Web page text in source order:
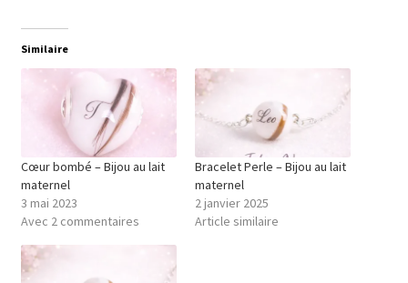
Similaire
Cœur bombé – Bijou au lait
maternel
3 mai 2023
Avec 2 commentaires
Bracelet Perle – Bijou au lait
maternel
2 janvier 2025
Article similaire